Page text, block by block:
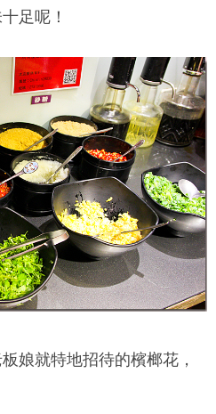
足呢！
娘就特地招待的檳榔花，